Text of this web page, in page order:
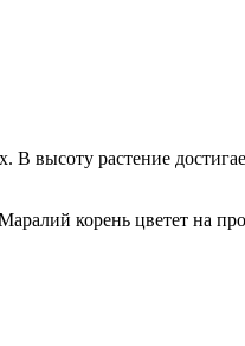
высоту растение
корень цветет на